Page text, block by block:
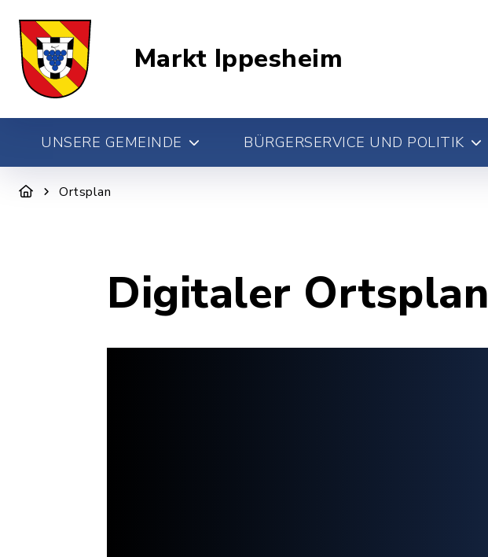
Markt Ippesheim
UNSERE GEMEINDE BÜRGERSERVICE UND POLITIK
Ortsplan
Digitaler Ortsplan